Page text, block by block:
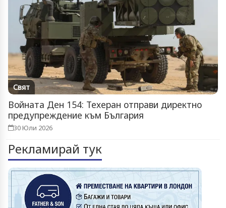
Свят
Войната Ден 154: Техеран отправи директно
предупреждение към България
30 Юли 2026
Рекламирай тук